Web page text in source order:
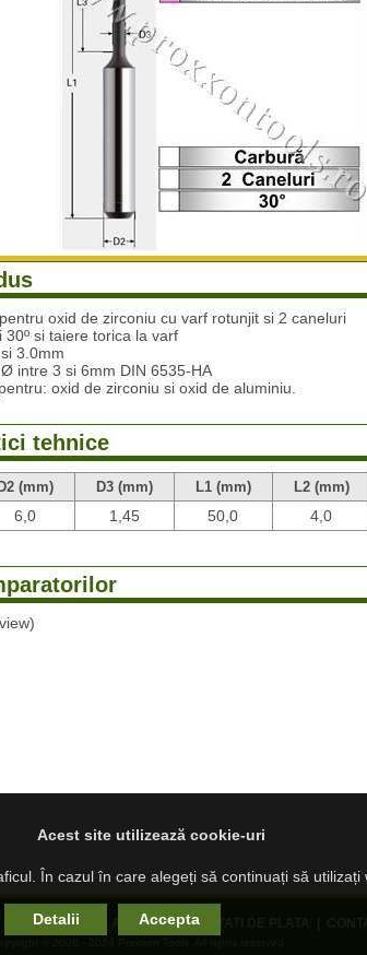
oxid de zirconiu cu varf rotunjit si 2 caneluri
30º si taiere torica la varf
3.0mm
intre 3 si 6mm DIN 6535-HA
oxid de zirconiu si oxid de aluminiu.
tehnice
D2 (mm) D3 (mm) L1 (mm) L2 (mm)
6,0 1,45 50,0 4,0
PRODUSE NOI ANPC|MODALITATI DE PLATA
© 2008 - 2024 Proxxon Tools All rights reserved
Acest site utilizează cookie-uri
În cazul în care alegeți să continuați să
Detalii Accepta